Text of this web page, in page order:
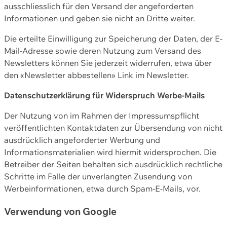
ausschliesslich für den Versand der angeforderten
Informationen und geben sie nicht an Dritte weiter.
Die erteilte Einwilligung zur Speicherung der Daten, der E-
Mail-Adresse sowie deren Nutzung zum Versand des
Newsletters können Sie jederzeit widerrufen, etwa über
den «Newsletter abbestellen» Link im Newsletter.
Datenschutzerklärung für Widerspruch Werbe-Mails
Der Nutzung von im Rahmen der Impressumspflicht
veröffentlichten Kontaktdaten zur Übersendung von nicht
ausdrücklich angeforderter Werbung und
Informationsmaterialien wird hiermit widersprochen. Die
Betreiber der Seiten behalten sich ausdrücklich rechtliche
Schritte im Falle der unverlangten Zusendung von
Werbeinformationen, etwa durch Spam-E-Mails, vor.
Verwendung von Google